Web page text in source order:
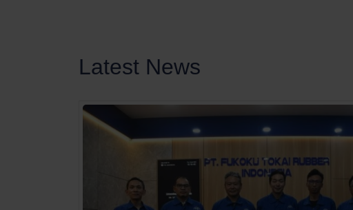
Latest News